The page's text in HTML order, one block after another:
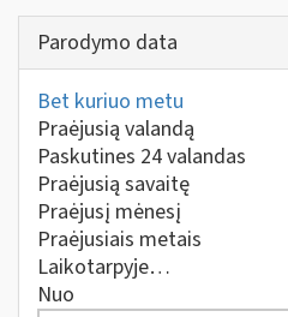
Parodymo data
Bet kuriuo metu
Praėjusią valandą
Paskutines 24 valandas
Praėjusią savaitę
Praėjusį mėnesį
Praėjusiais metais
Laikotarpyje…
Nuo